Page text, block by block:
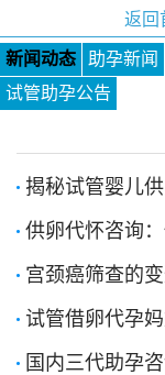
返回
新闻动态 助孕新闻
试管助孕公告
宫颈癌筛查的